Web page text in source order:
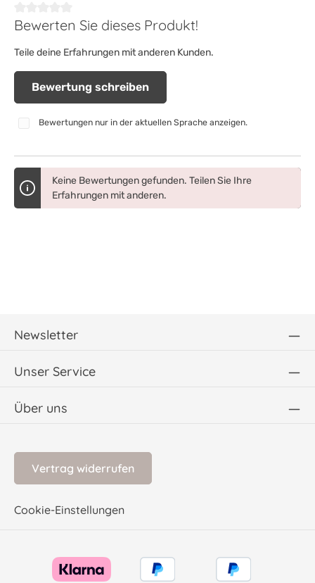
Durchschnittliche Bewertung von 0 von 5 Sternen
Bewerten Sie dieses Produkt!
Teile deine Erfahrungen mit anderen Kunden.
Bewertung schreiben
Bewertungen nur in der aktuellen Sprache anzeigen.
Keine Bewertungen gefunden. Teilen Sie Ihre
Erfahrungen mit anderen.
Newsletter
Unser Service
Über uns
Vertrag widerrufen
Cookie-Einstellungen